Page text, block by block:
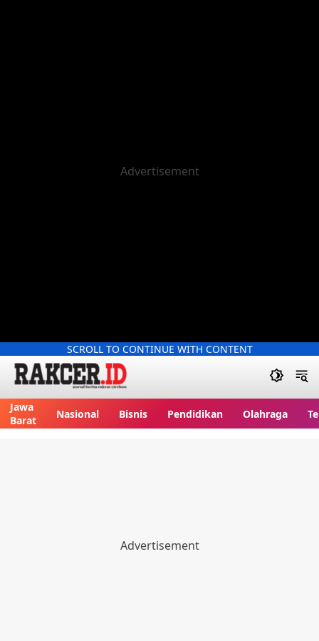
SCROLL TO CONTINUE WITH CONTENT
Jawa
Barat
Nasional Bisnis Pendidikan Olahraga